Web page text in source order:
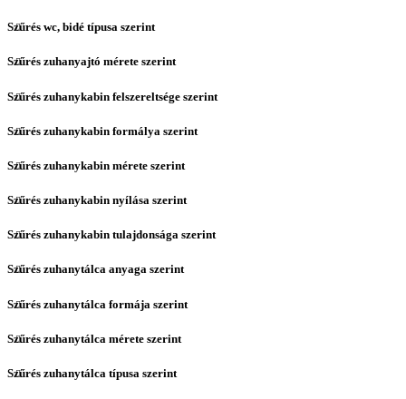
Szűrés wc, bidé típusa szerint
Szűrés zuhanyajtó mérete szerint
Szűrés zuhanykabin felszereltsége szerint
Szűrés zuhanykabin formálya szerint
Szűrés zuhanykabin mérete szerint
Szűrés zuhanykabin nyílása szerint
Szűrés zuhanykabin tulajdonsága szerint
Szűrés zuhanytálca anyaga szerint
Szűrés zuhanytálca formája szerint
Szűrés zuhanytálca mérete szerint
Szűrés zuhanytálca típusa szerint